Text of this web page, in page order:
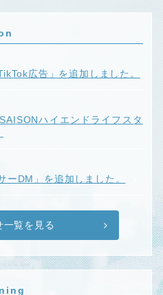
広告」を追加しました。
ハイエンドライフスタ
ーDM」を追加しました。
一覧を見る